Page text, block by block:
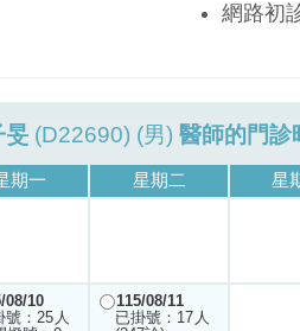
網路初